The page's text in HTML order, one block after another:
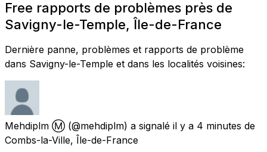
Free rapports de problèmes près de
Savigny-le-Temple, Île-de-France
Dernière panne, problèmes et rapports de problème
dans Savigny-le-Temple et dans les localités voisines:
Mehdiplm Ⓜ️ (@mehdiplm) a signalé il y a 4 minutes de
Combs-la-Ville, Île-de-France